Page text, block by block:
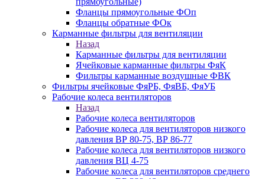
Фланцы прямоугольные ФОп
Фланцы обратные ФОк
Карманные фильтры для вентиляции
Назад
Карманные фильтры для вентиляции
Ячейковые карманные фильтры ФяК
Фильтры карманные воздушные ФВК
Фильтры ячейковые ФяРБ, ФяВБ, ФяУБ
Рабочие колеса вентиляторов
Назад
Рабочие колеса вентиляторов
Рабочие колеса для вентиляторов низкого
давления ВР 80-75, ВР 86-77
Рабочие колеса для вентиляторов низкого
давления ВЦ 4-75
Рабочие колеса для вентиляторов среднего